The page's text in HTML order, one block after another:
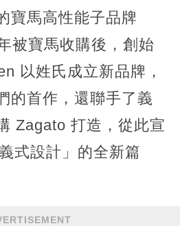
寶馬高性能子品牌
被寶馬收購後，創始
以姓氏成立新品牌，
的首作，還聯手了義
Zagato 打造，從此宣
式設計」的全新篇